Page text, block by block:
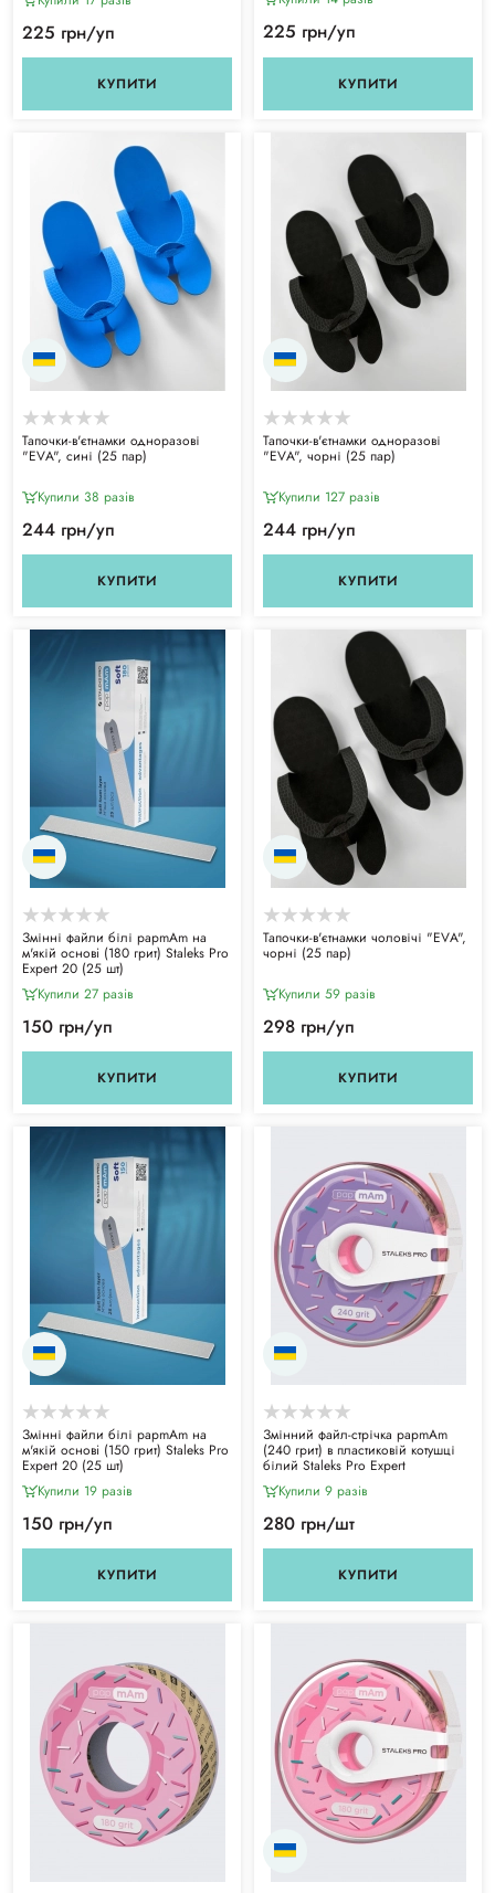
225 грн/уп
КУПИТИ
225 грн/уп
КУПИТИ
Тапочки-в'єтнамки одноразові
"ЕVА", сині (25 пар)
Купили 38 разiв
244 грн/уп
КУПИТИ
Тапочки-в'єтнамки одноразові
"ЕVА", чорні (25 пар)
Купили 127 разiв
244 грн/уп
КУПИТИ
Змінні файли білі papmAm на
м'якій основi (180 грит) Staleks Pro
Expert 20 (25 шт)
Купили 27 разiв
150 грн/уп
КУПИТИ
Тапочки-в'єтнамки чоловічі "ЕVА",
чорні (25 пар)
Купили 59 разiв
298 грн/уп
КУПИТИ
Змінні файли білі papmAm на
м'якій основi (150 грит) Staleks Pro
Expert 20 (25 шт)
Купили 19 разiв
150 грн/уп
КУПИТИ
Змінний файл-стрічка papmAm
(240 грит) в пластиковій котушці
білий Staleks Pro Expert
Купили 9 разiв
280 грн/шт
КУПИТИ